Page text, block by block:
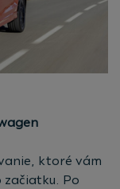
bez zbytočných
v našej
ktoré vám
začiatku. Po